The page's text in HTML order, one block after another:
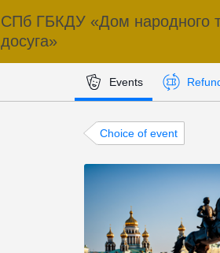
СПб ГБКДУ «Дом народного
досуга»
Events
Choice of event